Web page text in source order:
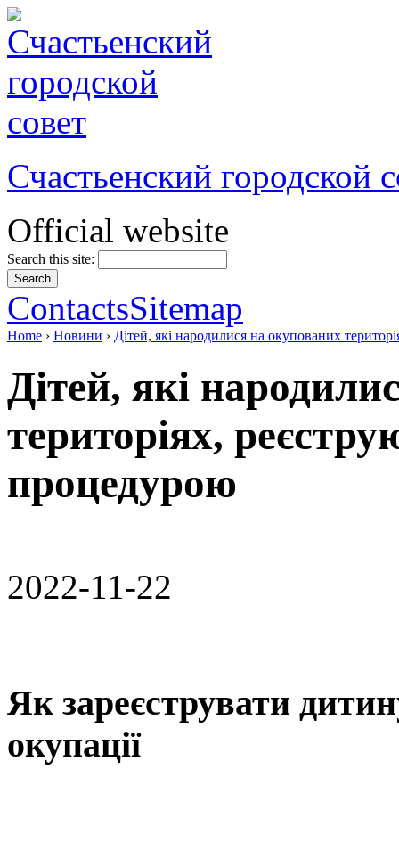
Счастьенский городской
Official website
Search this site:
ContactsSitemap
Home › Новини › Дітей, які народилися на окупованих
Дітей, які
територіях,
процедурою
2022-11-22
Як зареєструвати
окупації